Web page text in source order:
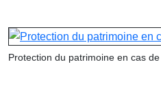
Protection du patrimoine en cas